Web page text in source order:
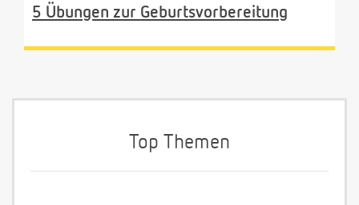
5 Übungen zur Geburtsvorbereitung
Top Themen